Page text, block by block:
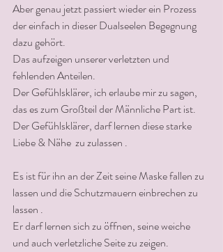
Aber genau jetzt passiert wieder ein Prozess
der einfach in dieser Dualseelen Begegnung
dazu gehört.
Das aufzeigen unserer verletzten und
fehlenden Anteilen.
Der Gefühlsklärer, ich erlaube mir zu sagen,
das es zum Großteil der Männliche Part ist.
Der Gefühlsklärer, darf lernen diese starke
Liebe & Nähe  zu zulassen .
Es ist für ihn an der Zeit seine Maske fallen zu
lassen und die Schutzmauern einbrechen zu
lassen .
Er darf lernen sich zu öffnen, seine weiche
und auch verletzliche Seite zu zeigen.